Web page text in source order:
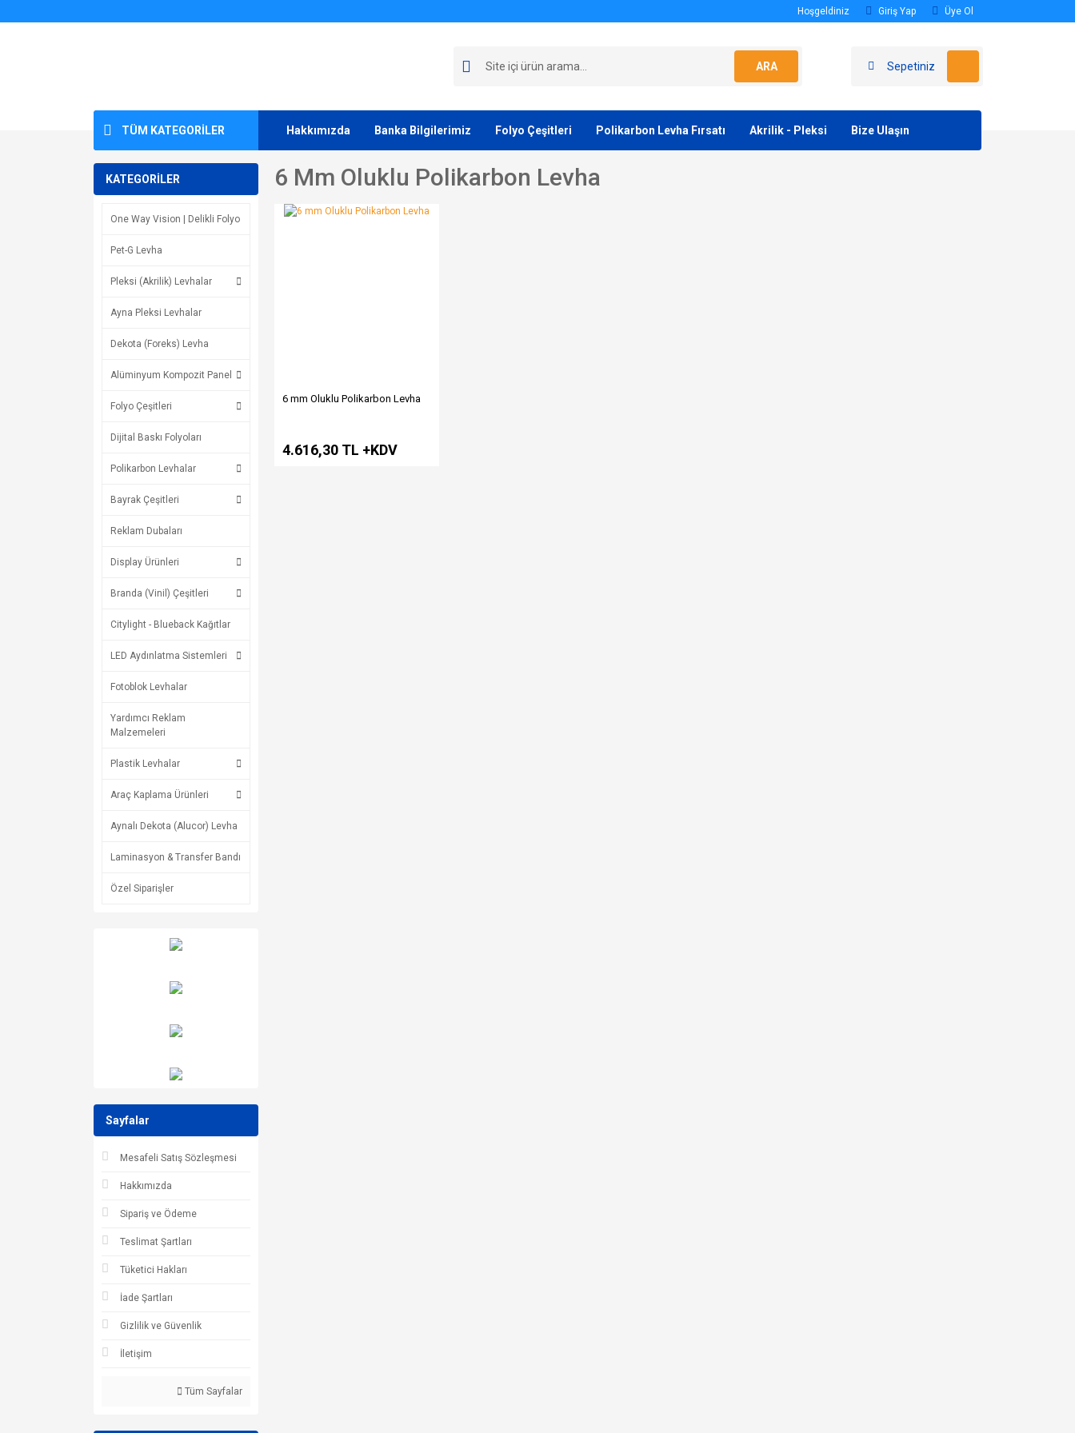
Hoşgeldiniz Giriş Yap Üye Ol
ARA Sepetiniz
TÜM KATEGORİLER Hakkımızda Banka Bilgilerimiz Folyo Çeşitleri Polikarbon Levha Fırsatı Akrilik - Pleksi Bize Ulaşın
KATEGORİLER
One Way Vision | Delikli Folyo
Pet-G Levha
Pleksi (Akrilik) Levhalar
Ayna Pleksi Levhalar
Dekota (Foreks) Levha
Alüminyum Kompozit Panel
Folyo Çeşitleri
Dijital Baskı Folyoları
Polikarbon Levhalar
Bayrak Çeşitleri
Reklam Dubaları
Display Ürünleri
Branda (Vinil) Çeşitleri
Citylight - Blueback Kağıtlar
LED Aydınlatma Sistemleri
Fotoblok Levhalar
Yardımcı Reklam
Malzemeleri
Plastik Levhalar
Araç Kaplama Ürünleri
Aynalı Dekota (Alucor) Levha
Laminasyon & Transfer Bandı
Özel Siparişler
Sayfalar
Mesafeli Satış Sözleşmesi
Hakkımızda
Sipariş ve Ödeme
Teslimat Şartları
Tüketici Hakları
İade Şartları
Gizlilik ve Güvenlik
İletişim
Tüm Sayfalar
6 Mm Oluklu Polikarbon Levha
6 mm Oluklu Polikarbon Levha
4.616,30 TL +KDV